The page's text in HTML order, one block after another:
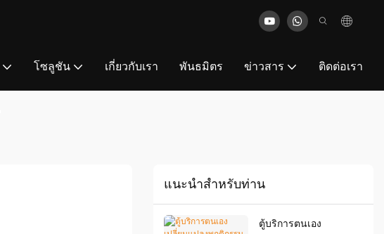
โซลูชัน เกี่ยวกับเรา พันธมิตร ข่าวสาร ติดต่อเรา
แนะนำสำหรับท่าน
ตู้บริการตนเอง